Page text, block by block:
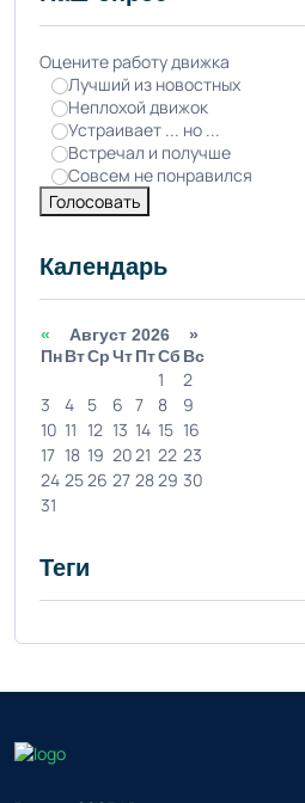
Оцените работу движка
Лучший из новостных
Неплохой движок
Устраивает ... но ...
Встречал и получше
Совсем не понравился
Голосовать
Календарь
« Август 2026 »
ПнВтСрЧтПтСб Вс
1
2
3
4 5 6 7 8
9
10 11 12 13 14 15 16
17 18 19 2021 22 23
24 2526 27 2829 30
31
Теги